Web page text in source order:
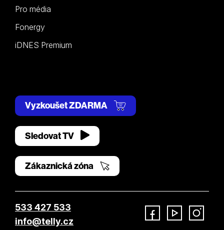
Pro média
Fonergy
iDNES Premium
Vyzkoušet ZDARMA
Sledovat TV
Zákaznická zóna
533 427 533
info@telly.cz